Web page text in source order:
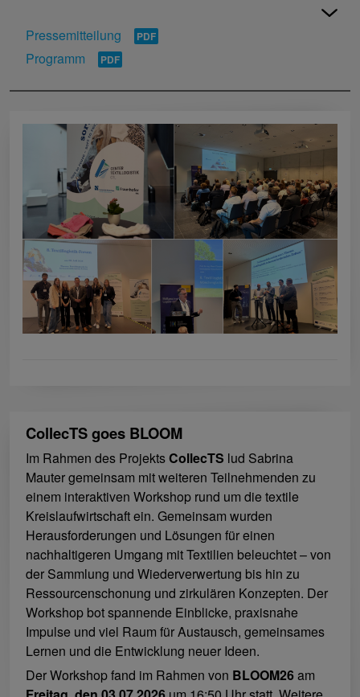
Pressemitteilung
Programm
CollecTS goes BLOOM
Im Rahmen des ProjektsCollecTS lud Sabrina
Mauter gemeinsam mit weiteren Teilnehmenden zu
einem interaktiven Workshop rund um die textile
Kreislaufwirtschaft ein. Gemeinsam wurden
Herausforderungen und Lösungen für einen
nachhaltigeren Umgang mit Textilien beleuchtet – von
der Sammlung und Wiederverwertung bis hin zu
Ressourcenschonung und zirkulären Konzepten. Der
Workshop bot spannende Einblicke, praxisnahe
Impulse und viel Raum für Austausch, gemeinsames
Lernen und die Entwicklung neuer Ideen.
Der Workshop fand im Rahmen von BLOOM26am